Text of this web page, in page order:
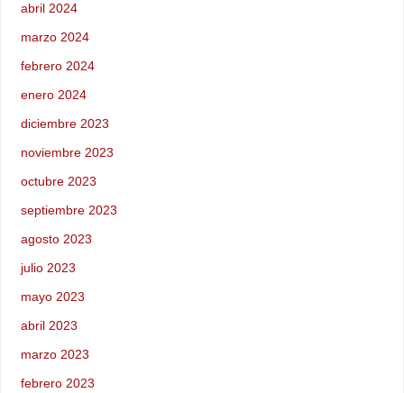
abril 2024
marzo 2024
febrero 2024
enero 2024
diciembre 2023
noviembre 2023
octubre 2023
septiembre 2023
agosto 2023
julio 2023
mayo 2023
abril 2023
marzo 2023
febrero 2023